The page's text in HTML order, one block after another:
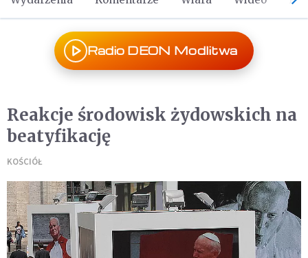
Radio DEON Modlitwa
Reakcje środowisk żydowskich na
beatyfikację
KOŚCIÓŁ